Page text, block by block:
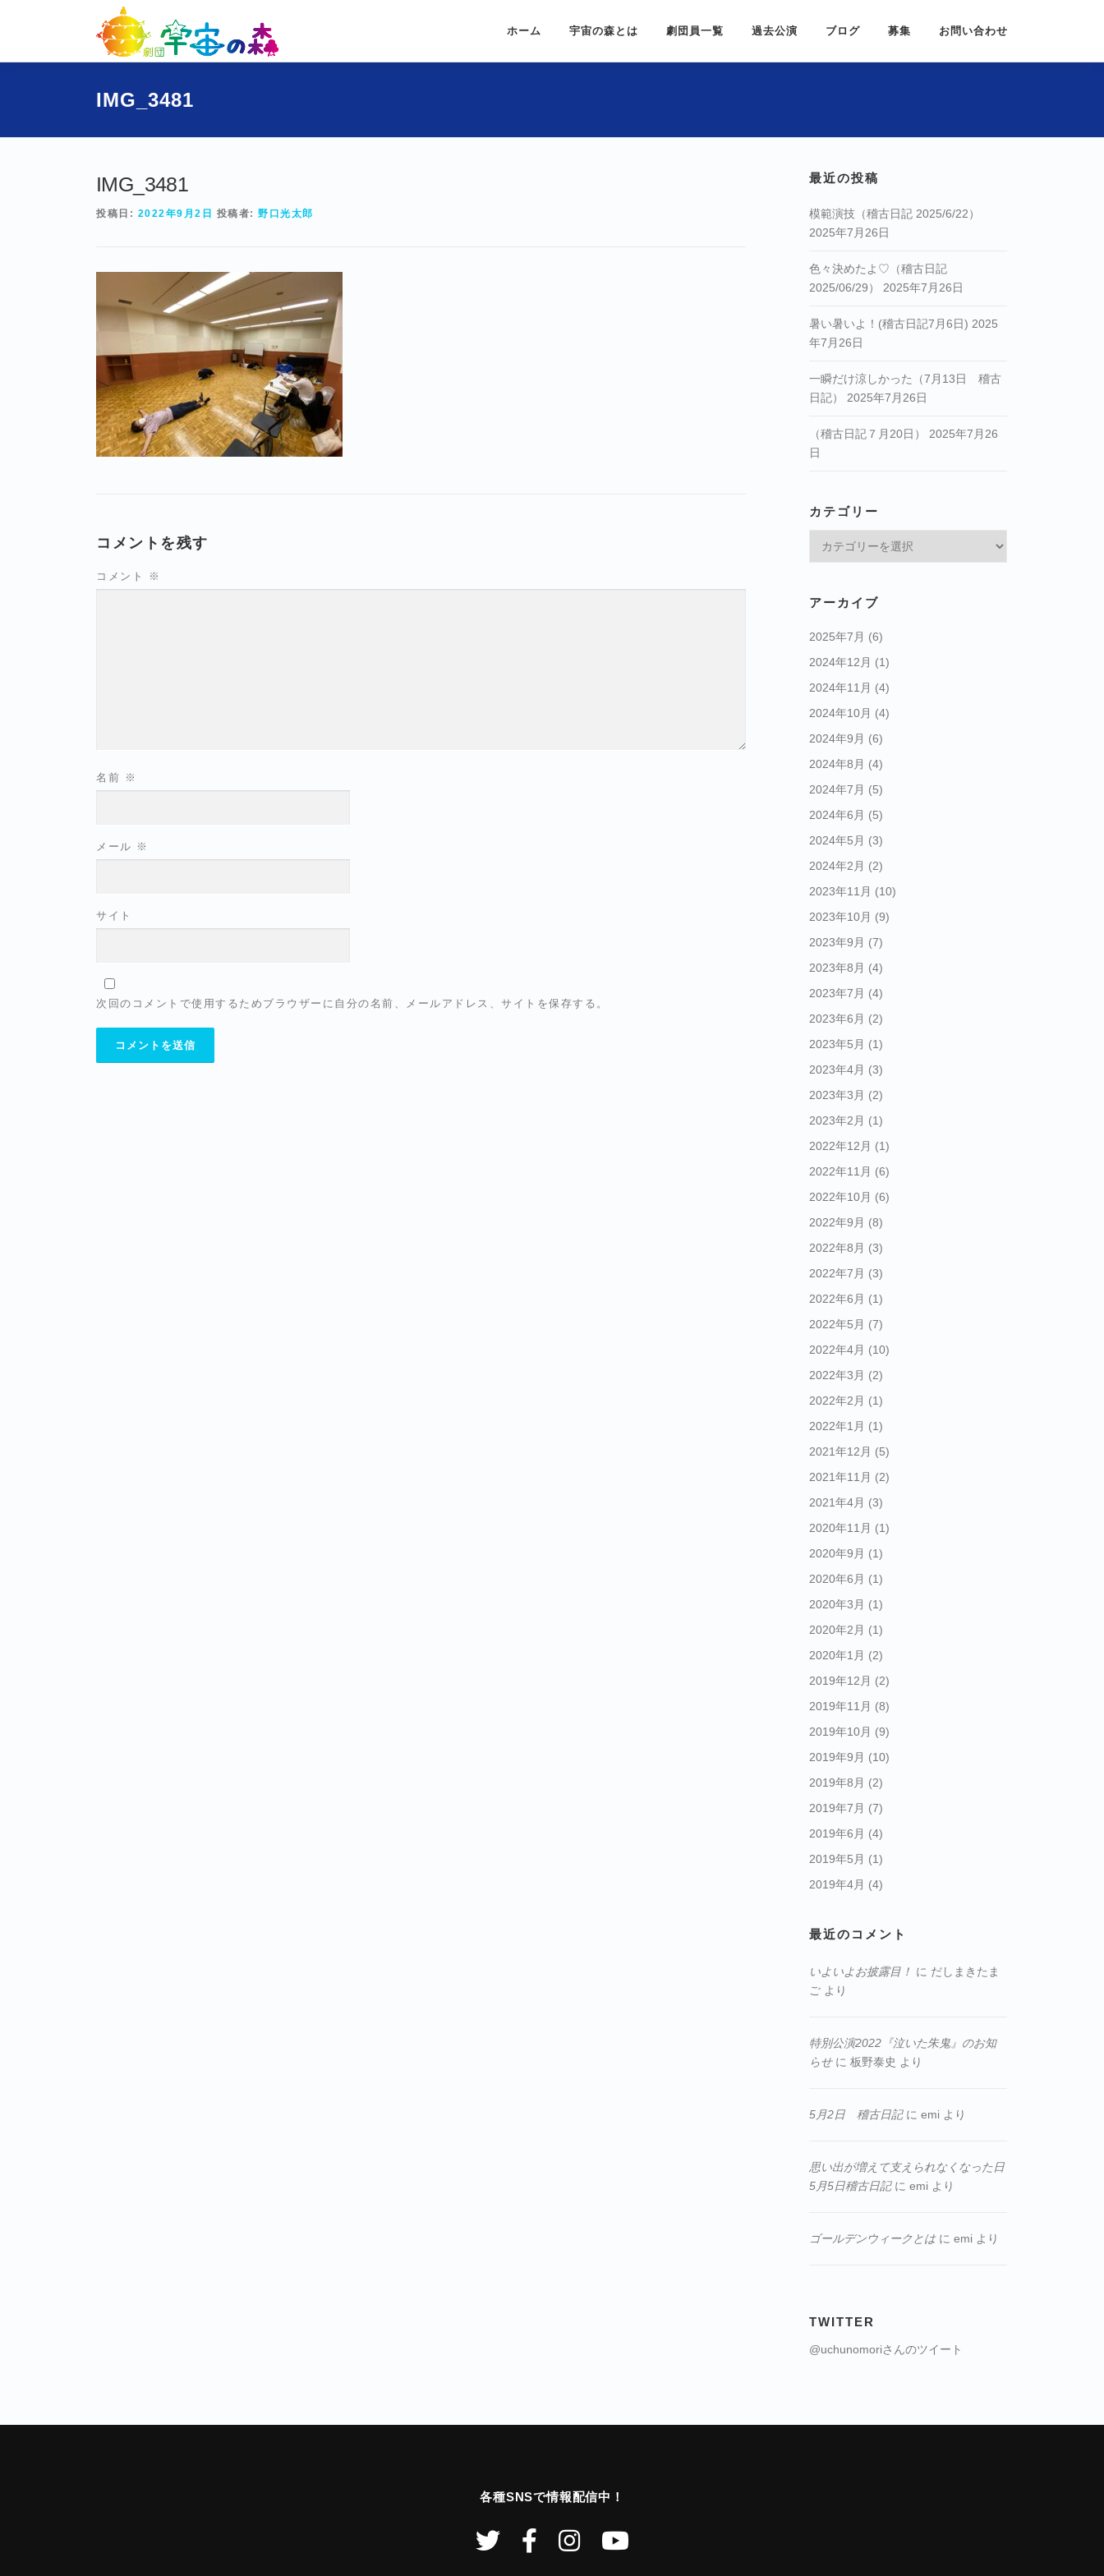
ン
キ
ホーム 宇宙の森とは 劇団員一覧 過去公演 ブログ 募集 お問い合わせ
IMG_3481
IMG_3481
投稿日: 2022年9月2日 投稿者: 野口光太郎
コメントを残す
コメント ※
名前 ※
メール ※
サイト
次回のコメントで使用するためブラウザーに自分の名前、メールアドレス、サイトを保存する。
最近の投稿
模範演技（稽古日記 2025/6/22）
2025年7月26日
色々決めたよ♡（稽古日記
2025/06/29）
2025年7月26日
暑い暑いよ！(稽古日記7月6日) 2025
年7月26日
一瞬だけ涼しかった（7月13日 稽古
日記）
2025年7月26日
（稽古日記７月20日）
2025年7月26
日
カテゴリー
アーカイブ
2025年7月 (6)
2024年12月 (1)
2024年11月 (4)
2024年10月 (4)
2024年9月 (6)
2024年8月 (4)
2024年7月 (5)
2024年6月 (5)
2024年5月 (3)
2024年2月 (2)
2023年11月 (10)
2023年10月 (9)
2023年9月 (7)
2023年8月 (4)
2023年7月 (4)
2023年6月 (2)
2023年5月 (1)
2023年4月 (3)
2023年3月 (2)
2023年2月 (1)
2022年12月 (1)
2022年11月 (6)
2022年10月 (6)
2022年9月 (8)
2022年8月 (3)
2022年7月 (3)
2022年6月 (1)
2022年5月 (7)
2022年4月 (10)
2022年3月 (2)
2022年2月 (1)
2022年1月 (1)
2021年12月 (5)
2021年11月 (2)
2021年4月 (3)
2020年11月 (1)
2020年9月 (1)
2020年6月 (1)
2020年3月 (1)
2020年2月 (1)
2020年1月 (2)
2019年12月 (2)
2019年11月 (8)
2019年10月 (9)
2019年9月 (10)
2019年8月 (2)
2019年7月 (7)
2019年6月 (4)
2019年5月 (1)
2019年4月 (4)
最近のコメント
いよいよお披露目！ に だしまきたま
ご より
特別公演2022『泣いた朱鬼』のお知
らせに 板野泰史 より
5月2日 稽古日記に emi より
思い出が増えて支えられなくなった日
5月5日稽古日記に emi より
ゴールデンウィークとはに emi より
TWITTER
@uchunomoriさんのツイート
各種SNSで情報配信中！